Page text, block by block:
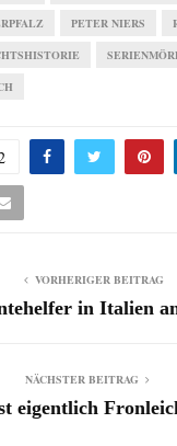
PETER NIERS
VORHERIGER BEITRAG
in Italien
NÄCHSTER BEITRAG
eigentlich